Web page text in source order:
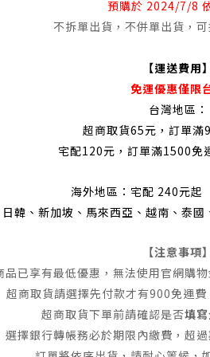
預購於 2024/7/8
不拆單出貨，不併單出貨，
【運送費用】
免運優惠僅限
台灣地區：
超商取貨65元，訂單滿
宅配120元，訂單滿1500免
海外地區：宅配 240元起
日韓、新加坡、馬來西亞、越南、泰
【注意事項】
品已享有最低優惠，無法使用官網購
超商取貨請選擇先付款才有900免運
超商取貨下單前請確認是否填
選擇銀行轉帳務必於期限內繳費，超